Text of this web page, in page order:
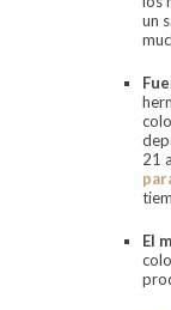
un
21
El